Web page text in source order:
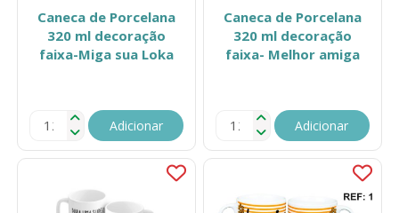
Caneca de Porcelana
320 ml decoração
faixa-Miga sua Loka
Adicionar
Caneca de Porcelana
320 ml decoração
faixa- Melhor amiga
Adicionar